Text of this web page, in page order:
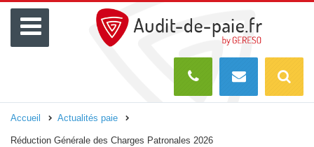
Menu
Accueil Actualités paie
Réduction Générale des Charges Patronales 2026